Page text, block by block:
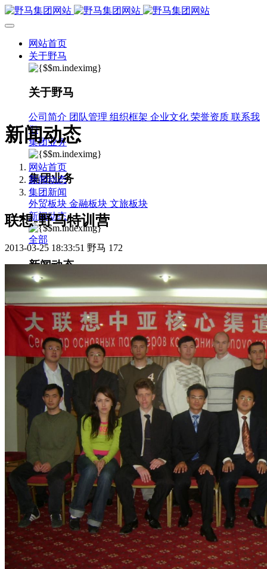
网站首页
关于野马
关于野马
公司简介 团队管理 组织框架 企业文化 荣誉资质 联系我
们
集团业务
集团业务
外贸板块 金融板块 文旅板块
新闻动态
全部
新闻动态
集团新闻 媒体报道
往来名人
人才招聘
人才招聘
人才理念
人才招聘
社会招聘
校园招聘
视觉文化
视觉文化
汗血马助力新疆文旅
伊犁州霍城古城巡游 北屯市185团巡游
伊犁霍城县晃晃
村巡游
阿勒泰北屯市巡游 阿勒泰布尔津县巡游
伊犁州
察布查尔县巡游 伊犁昭苏巡游 赛里木湖巡游
园区风采
野马美术馆 陨石 胡杨 硅化木 客房 园区 汗血马基地 F座
大厅
国家记忆A馆 国家记忆B馆 红山玉馆 酒店大厅 料
新闻动态
网站首页
新闻动态
集团新闻
联想-野马特训营
2013-03-25 18:33:51 野马 172